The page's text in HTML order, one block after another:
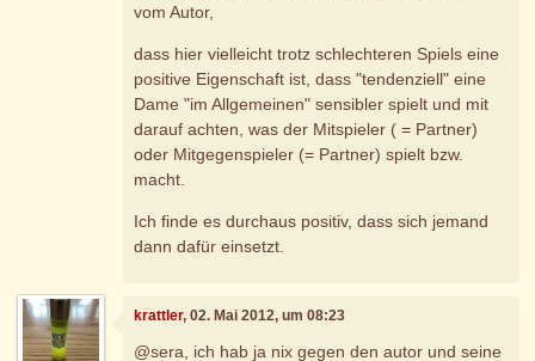
vom Autor,
dass hier vielleicht trotz schlechteren Spiels eine
positive Eigenschaft ist, dass "tendenziell" eine
Dame "im Allgemeinen" sensibler spielt und mit
darauf achten, was der Mitspieler ( = Partner)
oder Mitgegenspieler (= Partner) spielt bzw.
macht.
Ich finde es durchaus positiv, dass sich jemand
dann dafür einsetzt.
krattler, 02. Mai 2012, um 08:23
@sera, ich hab ja nix gegen den autor und seine